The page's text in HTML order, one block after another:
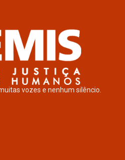
vozes e nenhum silêncio.